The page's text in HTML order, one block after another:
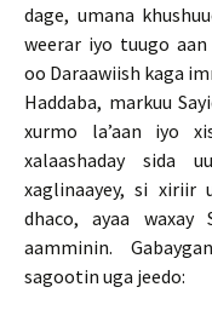
dage, umana
weerar iyo tuugo
oo Daraawiish kaga
Haddaba, markuu
xurmo la’aan iyo
xalaashaday sida
xaglinaayey, si xiriir
dhaco, ayaa waxay
aamminin.
sagootin uga jeedo: